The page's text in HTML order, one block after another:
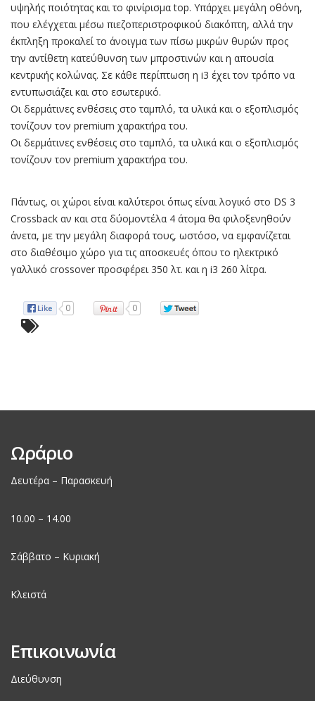
υψηλής ποιότητας και το φινίρισμα top. Υπάρχει μεγάλη οθόνη,
που ελέγχεται μέσω πιεζοπεριστροφικού διακόπτη, αλλά την
έκπληξη προκαλεί το άνοιγμα των πίσω μικρών θυρών προς
την αντίθετη κατεύθυνση των μπροστινών και η απουσία
κεντρικής κολώνας. Σε κάθε περίπτωση η i3 έχει τον τρόπο να
εντυπωσιάζει και στο εσωτερικό.
Οι δερμάτινες ενθέσεις στο ταμπλό, τα υλικά και ο εξοπλισμός
τονίζουν τον premium χαρακτήρα του.
Οι δερμάτινες ενθέσεις στο ταμπλό, τα υλικά και ο εξοπλισμός
τονίζουν τον premium χαρακτήρα του.
Πάντως, οι χώροι είναι καλύτεροι όπως είναι λογικό στο DS 3
Crossback αν και στα δύομοντέλα 4 άτομα θα φιλοξενηθούν
άνετα, με την μεγάλη διαφορά τους, ωστόσο, να εμφανίζεται
στο διαθέσιμο χώρο για τις αποσκευές όπου το ηλεκτρικό
γαλλικό crossover προσφέρει 350 λτ. και η i3 260 λίτρα.
0 0
Ωράριο
Δευτέρα – Παρασκευή
10.00 – 14.00
Σάββατο – Κυριακή
Κλειστά
Επικοινωνία
Διεύθυνση